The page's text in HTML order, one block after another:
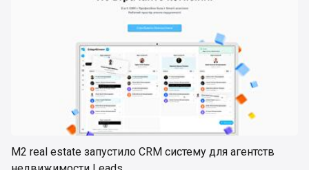
М2 real estate запустило CRM систему для агентств